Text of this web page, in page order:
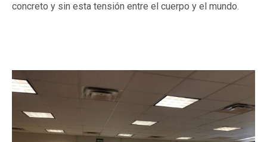
concreto y sin esta tensión entre el cuerpo y el mundo.